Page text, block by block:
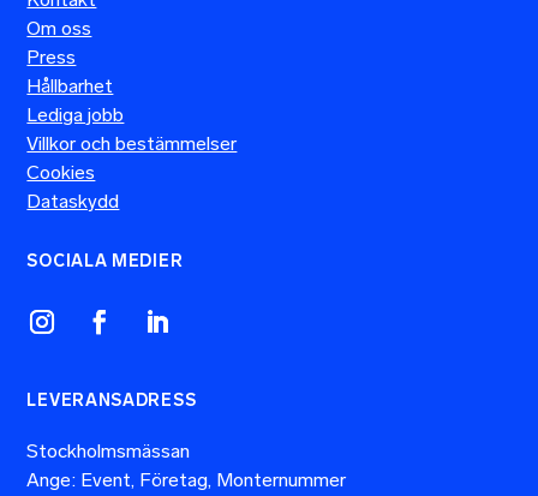
Om oss
Press
Hållbarhet
Lediga jobb
Villkor och bestämmelser
Cookies
Dataskydd
SOCIALA MEDIER
LEVERANSADRESS
Stockholmsmässan
Ange: Event, Företag, Monternummer